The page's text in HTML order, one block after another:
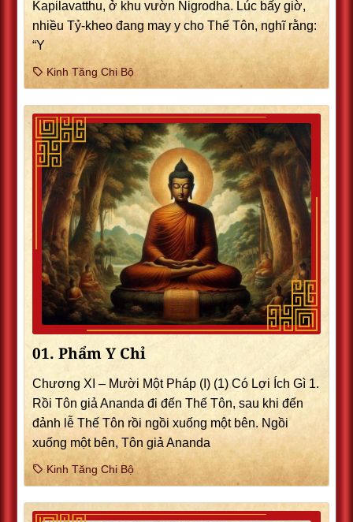
Kapilavatthu, ở khu vườn Nigrodha. Lúc bấy giờ,
nhiều Tỷ-kheo đang may y cho Thế Tôn, nghĩ rằng:
“Y
Kinh Tăng Chi Bộ
01. Phẩm Y Chỉ
Chương XI – Mười Một Pháp (I) (1) Có Lợi Ích Gì 1.
Rồi Tôn giả Ananda đi đến Thế Tôn, sau khi đến
đảnh lễ Thế Tôn rồi ngồi xuống một bên. Ngồi
xuống một bên, Tôn giả Ananda
Kinh Tăng Chi Bộ